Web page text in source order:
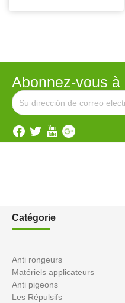
Abonnez-vous
Catégorie
Anti rongeurs
Matériels applicateurs
Anti pigeons
Les Répulsifs